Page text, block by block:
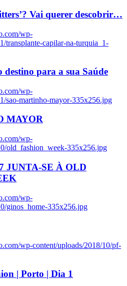
Vai querer descobrir…
wp-
transplante-capilar-na-turquia_1-
para a sua Saúde
wp-
sao-martinho-mayor-335x256.jpg
MAYOR
wp-
old_fashion_week-335x256.jpg
JUNTA-SE À OLD
wp-
ginos_home-335x256.jpg
wp-content/uploads/2018/10/pf-
| Porto | Dia 1